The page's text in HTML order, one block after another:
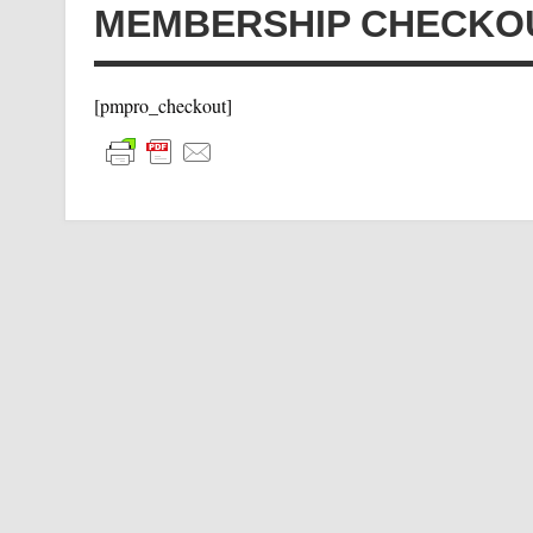
MEMBERSHIP
[pmpro_checkout]